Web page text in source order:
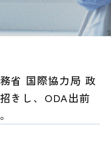
省 国際協力局 政
きし、ODA出前